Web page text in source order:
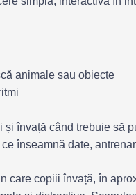
animale sau obiecte
și învață când trebuie să
înseamnă date,
care copiii învață, în